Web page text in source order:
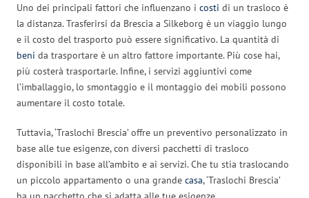
Uno dei principali fattori che influenzano i costi di un trasloco è
la distanza. Trasferirsi da Brescia a Silkeborg è un viaggio lungo
e il costo del trasporto può essere significativo. La quantità di
beni da trasportare è un altro fattore importante. Più cose hai,
più costerà trasportarle. Infine, i servizi aggiuntivi come
l’imballaggio, lo smontaggio e il montaggio dei mobili possono
aumentare il costo totale.
Tuttavia, ‘Traslochi Brescia’ offre un preventivo personalizzato in
base alle tue esigenze, con diversi pacchetti di trasloco
disponibili in base all’ambito e ai servizi. Che tu stia traslocando
un piccolo appartamento o una grande casa, ‘Traslochi Brescia’